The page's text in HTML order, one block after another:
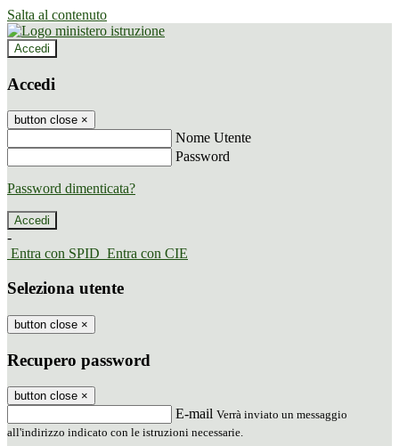
Salta al contenuto
Accedi
Accedi
button close ×
Nome Utente
Password
Password dimenticata?
-
Entra con SPID Entra con CIE
Seleziona utente
button close ×
Recupero password
button close ×
E-mail Verrà inviato un messaggio
all'indirizzo indicato con le istruzioni necessarie.